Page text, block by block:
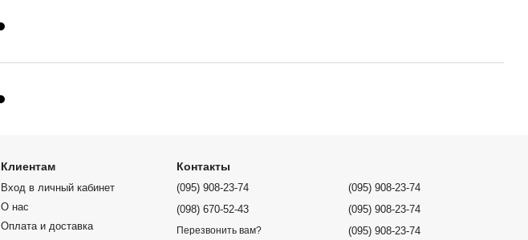
Клиентам
Вход в личный кабинет
О нас
Оплата и доставка
Контакты
(095) 908-23-74
(098) 670-52-43
Перезвонить вам?
(095) 908-23-74
(095) 908-23-74
(095) 908-23-74